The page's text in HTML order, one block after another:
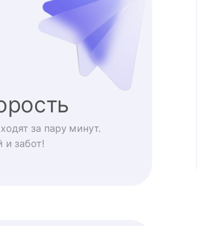
за пару минут.
и забот!